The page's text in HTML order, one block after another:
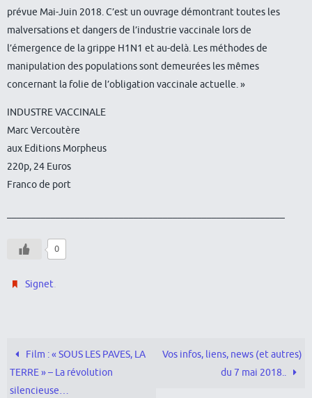
prévue Mai-Juin 2018. C’est un ouvrage démontrant toutes les
malversations et dangers de l’industrie vaccinale lors de
l’émergence de la grippe H1N1 et au-delà. Les méthodes de
manipulation des populations sont demeurées les mêmes
concernant la folie de l’obligation vaccinale actuelle. »
INDUSTRE VACCINALE
Marc Vercoutère
aux Editions Morpheus
220p, 24 Euros
Franco de port
0
Signet.
Film : « SOUS LES PAVES, LA
TERRE » – La révolution
silencieuse…
Vos infos, liens, news (et autres)
du 7 mai 2018..